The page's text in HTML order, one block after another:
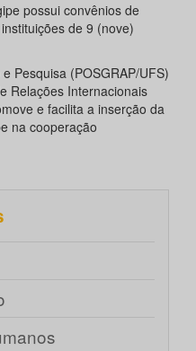
possui convênios de
de 9 (nove)
Pesquisa (POSGRAP/UFS)
Relações Internacionais
e facilita a inserção da
na cooperação